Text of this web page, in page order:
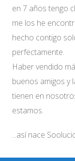
en 7 años tengo
me los he
hecho contigo
perfectamente.
Haber vendido
buenos amigos y
tienen en
estamos.
...así nace